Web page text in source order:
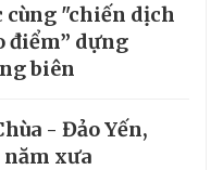
cùng "chiến dịch
điểm” dựng
biên
- Đảo Yến,
xưa